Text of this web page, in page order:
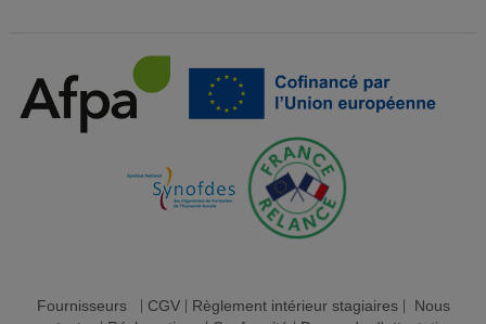
Fournisseurs| CGV| Règlement intérieur stagiaires| Nous